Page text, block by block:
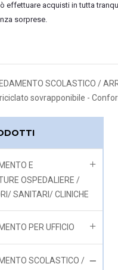
effettuare acquisti in tutta
sorprese.
SCOLASTICO /
sovrapponibile -
E
OSPEDALIERE /
SANITARI/ CLINICHE
PER UFFICIO
SCOLASTICO /